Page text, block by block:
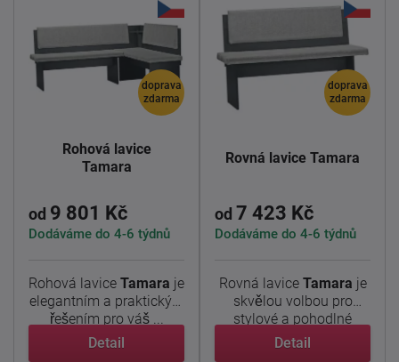
doprava
zdarma
Rohová lavice
Tamara
od 9 801 Kč
Dodáváme do 4-6 týdnů
Rohová lavice Tamara je
elegantním a praktickým
řešením pro váš ...
Detail
doprava
zdarma
Rovná lavice Tamara
od 7 423 Kč
Dodáváme do 4-6 týdnů
Rovná lavice Tamara je
skvělou volbou pro
stylové a pohodlné
sezení ve ...
Detail